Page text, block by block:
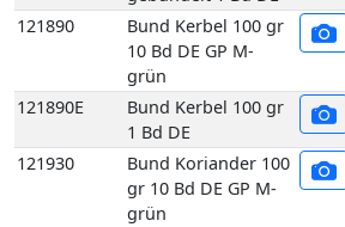
121890
Bund Kerbel 100 gr
10 Bd DE GP M-
grün
121890E
Bund Kerbel 100 gr
1 Bd DE
121930
Bund Koriander 100
gr 10 Bd DE GP M-
grün